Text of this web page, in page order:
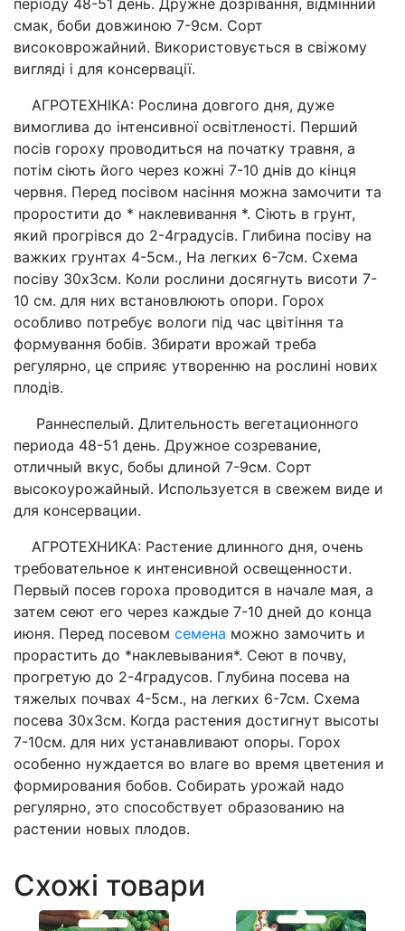
періоду 48-51 день. Дружне дозрівання, відмінний
смак, боби довжиною 7-9см. Сорт
високоврожайний. Використовується в свіжому
вигляді і для консервації.
АГРОТЕХНІКА: Рослина довгого дня, дуже
вимоглива до інтенсивної освітленості. Перший
посів гороху проводиться на початку травня, а
потім сіють його через кожні 7-10 днів до кінця
червня. Перед посівом насіння можна замочити та
проростити до * наклевивання *. Сіють в грунт,
який прогрівся до 2-4градусів. Глибина посіву на
важких грунтах 4-5см., На легких 6-7см. Схема
посіву 30х3см. Коли рослини досягнуть висоти 7-
10 см. для них встановлюють опори. Горох
особливо потребує вологи під час цвітіння та
формування бобів. Збирати врожай треба
регулярно, це сприяє утворенню на рослині нових
плодів.
Раннеспелый. Длительность вегетационного
периода 48-51 день. Дружное созревание,
отличный вкус, бобы длиной 7-9см. Сорт
высокоурожайный. Используется в свежем виде и
для консервации.
АГРОТЕХНИКА: Растение длинного дня, очень
требовательное к интенсивной освещенности.
Первый посев гороха проводится в начале мая, а
затем сеют его через каждые 7-10 дней до конца
июня. Перед посевом семена можно замочить и
прорастить до *наклевывания*. Сеют в почву,
прогретую до 2-4градусов. Глубина посева на
тяжелых почвах 4-5см., на легких 6-7см. Схема
посева 30х3см. Когда растения достигнут высоты
7-10см. для них устанавливают опоры. Горох
особенно нуждается во влаге во время цветения и
формирования бобов. Собирать урожай надо
регулярно, это способствует образованию на
растении новых плодов.
Схожі товари